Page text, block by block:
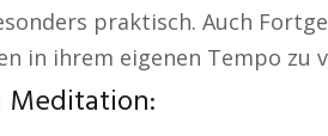
praktisch. Auch
in ihrem eigenen Tempo zu
Meditation: